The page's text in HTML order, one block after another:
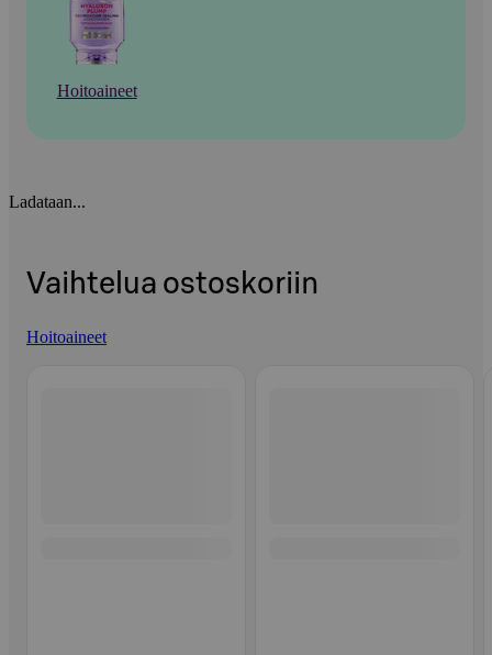
Hoitoaineet
Ladataan...
Vaihtelua ostoskoriin
Hoitoaineet